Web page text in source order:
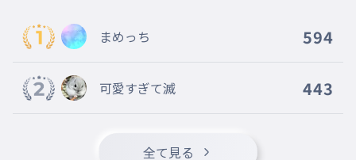
まめっち 594
可愛すぎて滅 443
全て見る